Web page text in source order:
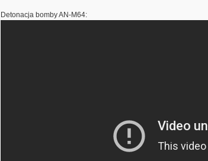
Detonacja bomby AN-M64: